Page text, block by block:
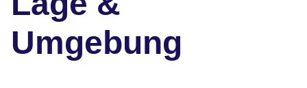
Umgebung